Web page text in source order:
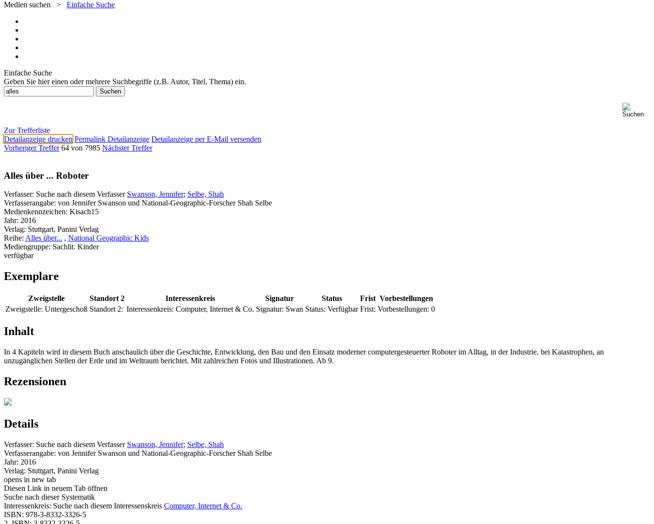
Medien suchen > Einfache Suche
Einfache Suche
Geben Sie hier einen oder mehrere Suchbegriffe (z.B. Autor, Titel, Thema) ein.
Zur Trefferliste
Detailanzeige drucken Permalink Detailanzeige Detailanzeige per E-Mail versenden
Vorheriger Treffer 64 von 7985 Nächster Treffer
Alles über ... Roboter
Verfasser: Suche nach diesem Verfasser Swanson, Jennifer; Selbe, Shah
Verfasserangabe: von Jennifer Swanson und National-Geographic-Forscher Shah Selbe
Medienkennzeichen: Kisach15
Jahr: 2016
Verlag: Stuttgart, Panini Verlag
Reihe: Alles über... , National Geographic Kids
Mediengruppe: Sachlit. Kinder
verfügbar
Exemplare
Zweigstelle Standort 2 Interessenkreis Signatur Status Frist Vorbestellungen
Zweigstelle: Untergeschoß Standort 2: Interessenkreis: Computer, Internet & Co. Signatur: Swan Status: Verfügbar Frist: Vorbestellungen: 0
Inhalt
In 4 Kapiteln wird in diesem Buch anschaulich über die Geschichte, Entwicklung, den Bau und den Einsatz moderner computergesteuerter Roboter im Alltag, in der Industrie, bei Katastrophen, an
unzugänglichen Stellen der Erde und im Weltraum berichtet. Mit zahlreichen Fotos und Illustrationen. Ab 9.
Rezensionen
Details
Verfasser: Suche nach diesem Verfasser Swanson, Jennifer; Selbe, Shah
Verfasserangabe: von Jennifer Swanson und National-Geographic-Forscher Shah Selbe
Jahr: 2016
Verlag: Stuttgart, Panini Verlag
opens in new tab
Diesen Link in neuem Tab öffnen
Suche nach dieser Systematik
Interessenkreis: Suche nach diesem Interessenskreis Computer, Internet & Co.
ISBN: 978-3-8332-3326-5